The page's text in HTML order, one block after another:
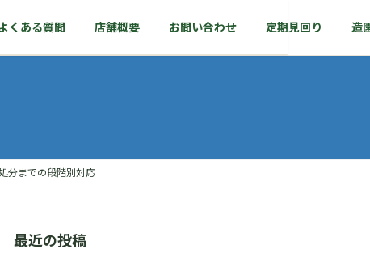
くある質問 店舗概要 お問い合わせ 定期見回り 造
分までの段階別対応
最近の投稿